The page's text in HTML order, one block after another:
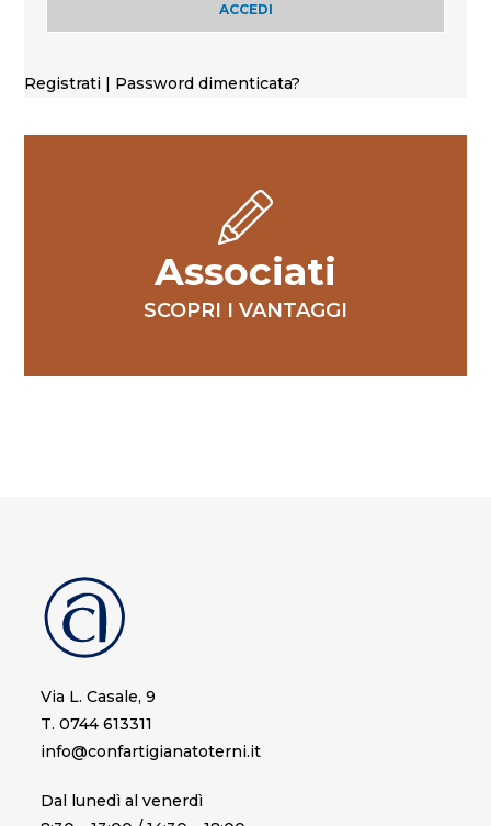
Registrati | Password dimenticata?
Associati
SCOPRI I VANTAGGI
Via L. Casale, 9
T. 0744 613311
info@confartigianatoterni.it
Dal lunedì al venerdì